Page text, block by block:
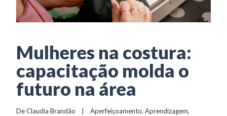
Mulheres na costura:
capacitação molda o
futuro na área
De Claudia Brandão
    |
Aperfeiçoamento, Aprendizagem